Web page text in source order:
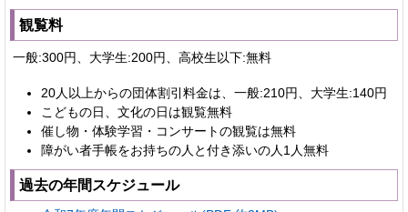
観覧料
一般:300円、大学生:200円、高校生以下:無料
20人以上からの団体割引料金は、一般:210円、大学生:140円
こどもの日、文化の日は観覧無料
催し物・体験学習・コンサートの観覧は無料
障がい者手帳をお持ちの人と付き添いの人1人無料
過去の年間スケジュール